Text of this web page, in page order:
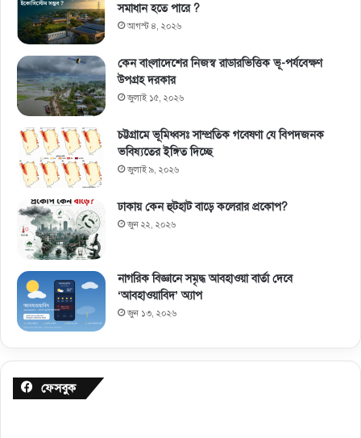
সমাধান হতে পারে ?
আগস্ট ৪, ২০২৬
কেন বাংলাদেশের নিজস্ব রাডারভিত্তিক ভূ-পর্যবেক্ষণ
উপগ্রহ দরকার
জুলাই ১৫, ২০২৬
চট্টগ্রামে ভূমিধ্বসঃ সাম্প্রতিক গবেষণা যে বিপদজনক
ভবিষ্যতের ইঙ্গিত দিচ্ছে
জুলাই ৯, ২০২৬
ঢাকায় কেন হুটহাট বাড়ে কলেরার প্রকোপ?
জুন ২২, ২০২৬
নাগরিক বিজ্ঞানে সমৃদ্ধ আবহাওয়া বার্তা দেবে
‘আবহাওয়াবিদ’ অ্যাপ
জুন ১৩, ২০২৬
ফেসবুক